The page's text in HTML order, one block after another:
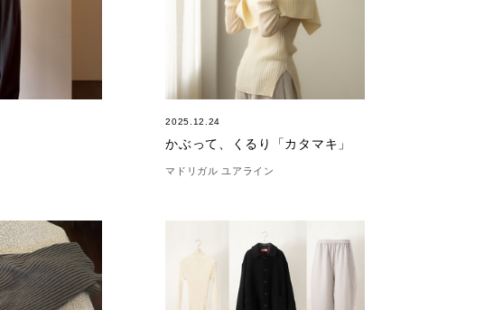
2025.12.24
かぶって、くるり「カタマキ」
マドリガル ユアライン